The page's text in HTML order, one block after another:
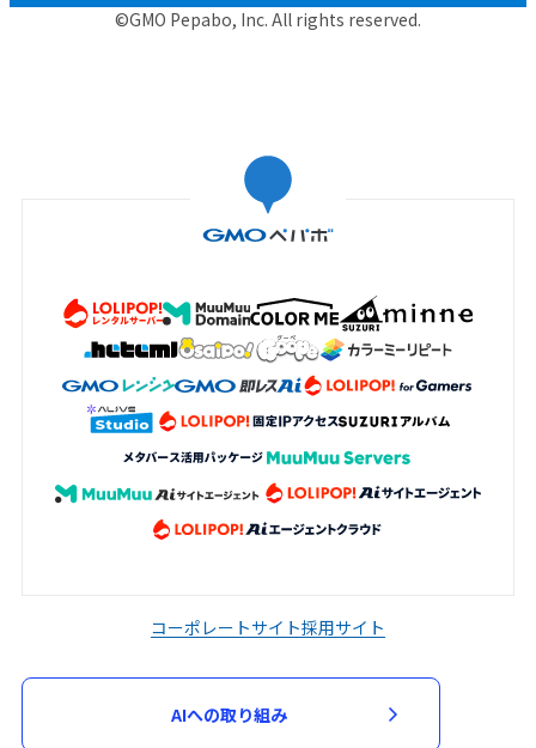
©GMO Pepabo, Inc. All rights reserved.
コーポレートサイト採用サイト
AIへの取り組み